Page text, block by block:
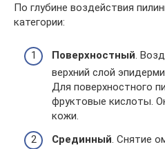
По глубине воздействия
категории:
Поверхностный.
верхний слой
Для поверхностного
фруктовые кислоты.
кожи.
Срединный . Снятие